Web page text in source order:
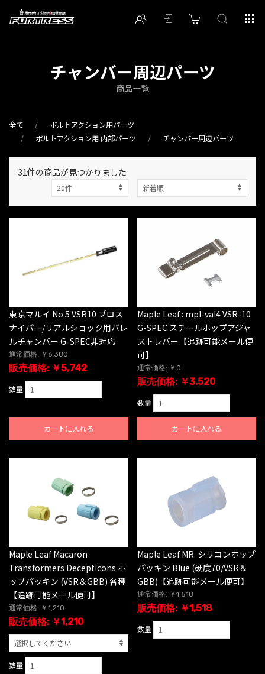
チャンバー周辺パーツ
商品一覧
全て
ボルトアクション用パーツ
ボルトアクション用 内部パーツ
チャンバー周辺パーツ
31件の商品が見つかりました
東京マルイ No.5 VSR10 プロス
ナイパー/リアルショック用バレ
ルチャンバー G-SPEC非対応
通常価格: ￥6,380
販売価格: ￥5,742
数量
カートに入れる
Maple Leaf : mpl-val4 VSR-10
G-SPEC スチールホップアジャ
ストレバー【追跡可能メール便
可】
通常価格: ￥0
販売価格: ￥3,520
数量
カートに入れる
Maple Leaf Macaron
Transformers Decepticons ホ
ップパッキン (VSR＆GBB) 各種
【追跡可能メール便可】
通常価格: ￥1,210
販売価格: ￥1,210
数量
Maple Leaf MR. シリコンホップ
パッキン Blue (硬度70/VSR＆
GBB)【追跡可能メール便可】
通常価格: ￥1,518
販売価格: ￥1,518
数量